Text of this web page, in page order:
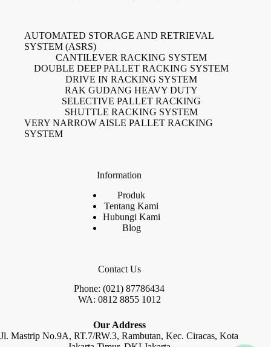
AUTOMATED STORAGE AND RETRIEVAL
SYSTEM (ASRS)
CANTILEVER RACKING SYSTEM
DOUBLE DEEP PALLET RACKING SYSTEM
DRIVE IN RACKING SYSTEM
RAK GUDANG HEAVY DUTY
SELECTIVE PALLET RACKING
SHUTTLE RACKING SYSTEM
VERY NARROW AISLE PALLET RACKING
SYSTEM
Information
Produk
Tentang Kami
Hubungi Kami
Blog
Contact Us
Phone: (021) 87786434
WA: 0812 8855 1012
Our Address
Jl. Mastrip No.9A, RT.7/RW.3, Rambutan, Kec. Ciracas, Kota